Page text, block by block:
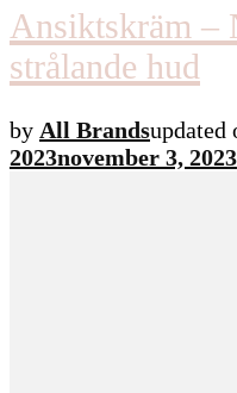
Ansiktskräm –
strålande hud
by All Brandsupdated
2023november 3, 2023